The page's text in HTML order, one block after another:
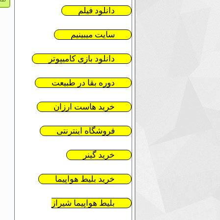
دانلود فیلم
سایت میبینیم
دانلود بازی کامیپوتر
دوره بقا در طبیعت
خرید هاست ارزان
فروشگاه اینترنتی
خرید گینر
خرید بلیط هواپیما
بلیط هواپیما شیراز